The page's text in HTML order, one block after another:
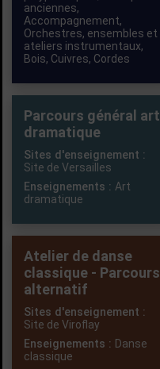
anciennes,
Accompagnement,
Orchestres, ensembles et
ateliers instrumentaux,
Bois, Cuivres, Cordes
Parcours général art
dramatique
Sites d'enseignement :
Site de Versailles
Enseignements : Art
dramatique
Atelier de danse
classique - Parcours
alternatif
Sites d'enseignement :
Site de Viroflay
Enseignements : Danse
classique